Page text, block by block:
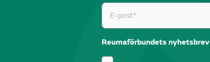
Reumaförbundets nyhetsbrev